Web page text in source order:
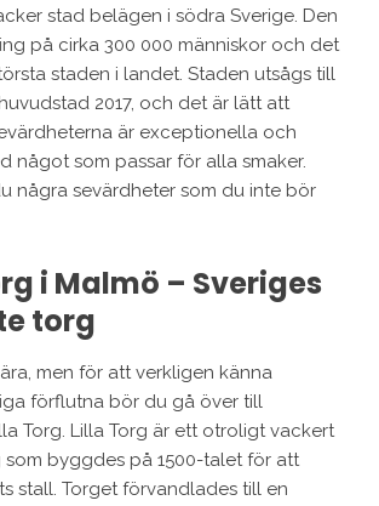
stad belägen i södra Sverige. Den
på cirka 300 000 människor och det
staden i landet. Staden utsågs till
2017, och det är lätt att
är exceptionella och
något som passar för alla smaker.
några sevärdheter som du inte bör
i Malmö – Sveriges
torg
men för att verkligen känna
förflutna bör du gå över till
Torg. Lilla Torg är ett otroligt vackert
som byggdes på 1500-talet för att
stall. Torget förvandlades till en